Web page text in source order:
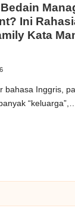
Ini
Kata
bahasa Inggris,